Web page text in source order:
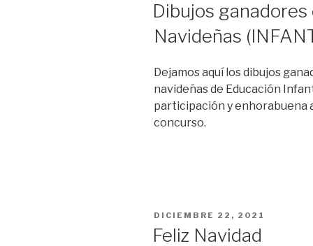
Dibujos
Navideñas
Dejamos aquí los dibujos
navideñas de Educación
participación y enhorabuena
concurso.
PUBLICADO
DICIEMBRE 22, 2021
Feliz Navidad